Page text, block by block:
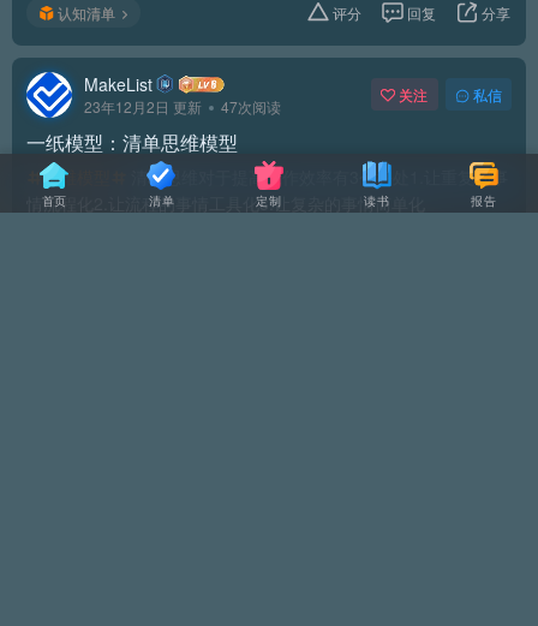
认知清单 评分 回复 分享
MakeList
23年12月2日 更新 47次阅读
关注 私信
一纸模型：清单思维模型
思维模型
清单思维对于提高工作效率有3个好处1.让重复的事
情流程化2.让流程的事情工具化3.让复杂的事情简单化
首页 清单 定制 读书 报告